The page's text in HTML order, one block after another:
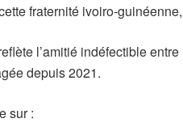
fraternité ivoiro-
l’amitié indéfectible
depuis 2021.
sur :